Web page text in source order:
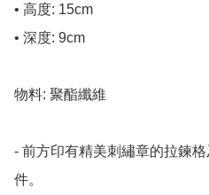
• 高度: 15cm
• 深度: 9cm
物料: 聚酯纖維
- 前方印有精美刺繡章的拉鍊
件。